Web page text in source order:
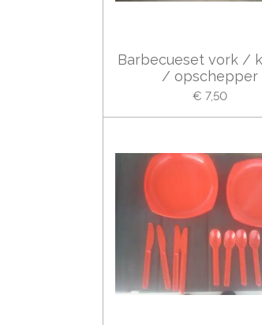
Barbecueset vork /
/ opschepper
€ 7,50